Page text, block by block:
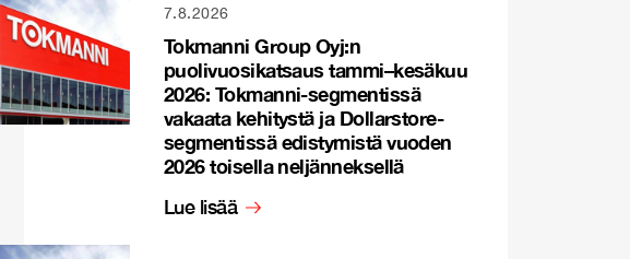
7.8.2026
Tokmanni Group Oyj:n
puolivuosikatsaus tammi–kesäkuu
2026: Tokmanni-segmentissä
vakaata kehitystä ja Dollarstore-
segmentissä edistymistä vuoden
2026 toisella neljänneksellä
Lue lisää